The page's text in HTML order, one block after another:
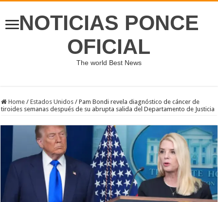
NOTICIAS PONCE
OFICIAL
The world Best News
Home / Estados Unidos / Pam Bondi revela diagnóstico de cáncer de
tiroides semanas después de su abrupta salida del Departamento de Justicia